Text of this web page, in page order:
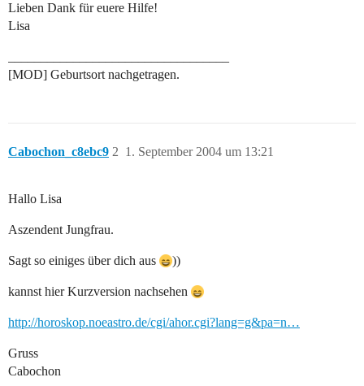
Lieben Dank für euere Hilfe!
Lisa
[MOD] Geburtsort nachgetragen.
Cabochon_c8ebc9 1. September 2004 um 13:21
2
Hallo Lisa
Aszendent Jungfrau.
Sagt so einiges über dich aus ))
kannst hier Kurzversion nachsehen
http://horoskop.noeastro.de/cgi/ahor.cgi?lang=g&pa=n…
Gruss
Cabochon